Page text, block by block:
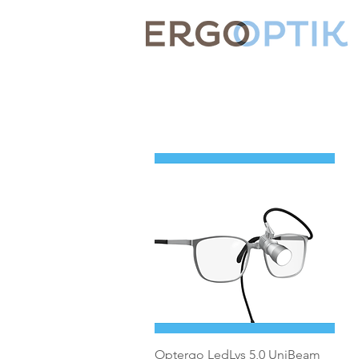
Hurtigvisning
Optergo LedLys 5,0 UniBeam